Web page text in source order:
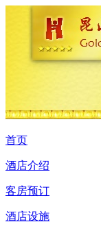
首页
酒店介绍
客房预订
酒店设施